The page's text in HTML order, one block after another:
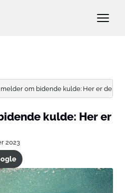
melder om bidende kulde: Her er der
kulde: Her er
2023